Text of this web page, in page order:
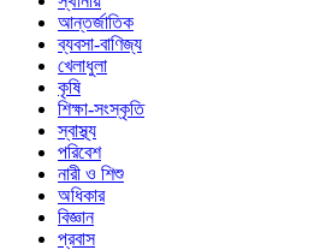
আন্তর্জাতিক
ব্যবসা-বাণিজ্য
খেলাধুলা
কৃষি
শিক্ষা-সংস্কৃতি
স্বাস্থ্য
পরিবেশ
নারী ও শিশু
অধিকার
বিজ্ঞান
প্রবাস